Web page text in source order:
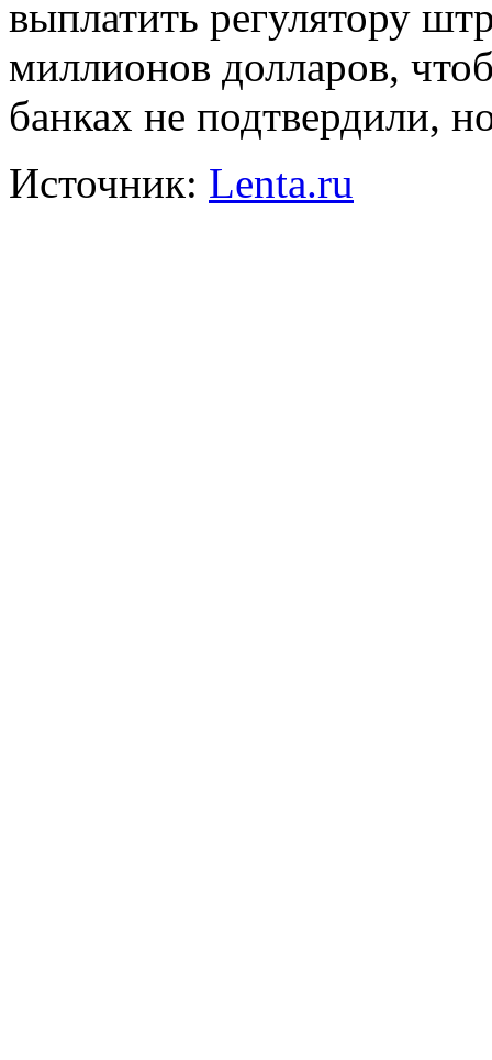
выплатить регулятору
миллионов долларов,
банках не подтвердили,
Источник: Lenta.ru